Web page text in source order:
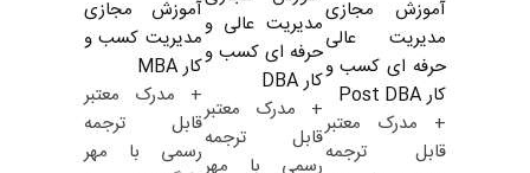
آموزش مجازی
مدیریت عالی
حرفه ای کسب و
کار Post DBA
+ مدرک معتبر
قابل ترجمه
مدیریت عالی و
حرفه ای کسب و
کار DBA
+ مدرک معتبر
قابل ترجمه
رسمی با مهر
آموزش مجازی
مدیریت کسب و
کار MBA
+ مدرک معتبر
قابل ترجمه
رسمی با مهر